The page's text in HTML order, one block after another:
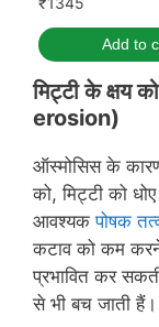
(Pack of 1)Add to
मिट्टी के क्षय
erosion)
ऑस्मोसिस के कारण
को, मिट्टी को
आवश्यकपोषक
कटाव को कम करने
प्रभावित कर
से भी बच जाती हैं।